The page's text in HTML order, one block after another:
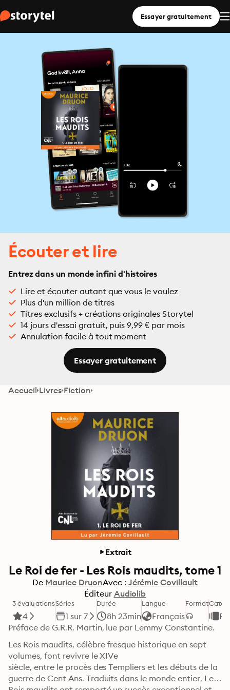
Essayer gratuitement
Écouter et lire
Entrez dans un monde infini d'histoires
Lire et écouter autant que vous le voulez
Plus d'un million de titres
Titres exclusifs + créations originales Storytel
14 jours d'essai gratuit, puis 9,99 € par mois
Annulation facile à tout moment
Essayer gratuitement
Accueil Livres Fiction
Extrait
Le Roi de fer - Les Rois maudits, tome 1
De Maurice DruonAvec : Jérémie Covillault
Éditeur Audiolib
3 évaluations
4
Séries
1 sur 7
Durée
8h 23min
Langue
Français
Format
Préface de G.R.R. Martin, lue par Lemmy Constantine.
Les Rois maudits, célèbre fresque historique en sept
volumes, font revivre le XIVe
siècle, entre le procès des Templiers et les débuts de la
guerre de Cent Ans. Traduits dans le monde entier, Les